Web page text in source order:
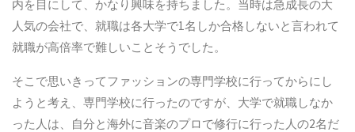
内を目にして、かなり興味を持ちました。当時は急成長の大
人気の会社で、就職は各大学で1名しか合格しないと言われて
就職が高倍率で難しいことそうでした。
そこで思いきってファッションの専門学校に行ってからにし
ようと考え、専門学校に行ったのですが、大学で就職しなか
った人は、自分と海外に音楽のプロで修行に行った人の2名だ